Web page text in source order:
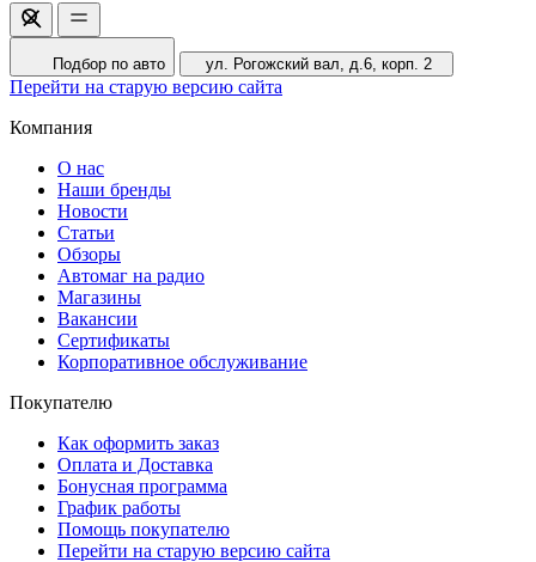
Подбор по авто ул. Рогожский вал, д.6, корп. 2
Перейти на старую версию сайта
Компания
О нас
Наши бренды
Новости
Статьи
Обзоры
Автомаг на радио
Магазины
Вакансии
Сертификаты
Корпоративное обслуживание
Покупателю
Как оформить заказ
Оплата и Доставка
Бонусная программа
График работы
Помощь покупателю
Перейти на старую версию сайта